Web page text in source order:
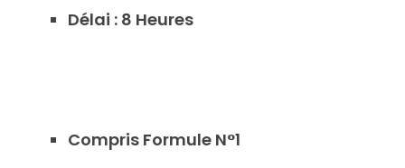
Délai : 8 Heures
Compris Formule N°1